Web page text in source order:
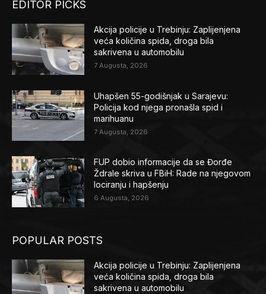
EDITOR PICKS
Akcija policije u Trebinju: Zaplijenjena
veća količina spida, droga bila
sakrivena u automobilu
7 Augusta, 2026
Uhapšen 55-godišnjak u Sarajevu:
Policija kod njega pronašla spid i
marihuanu
7 Augusta, 2026
FUP dobio informacije da se Đorđe
Ždrale skriva u FBiH: Rade na njegovom
lociranju i hapšenju
6 Augusta, 2026
POPULAR POSTS
Akcija policije u Trebinju: Zaplijenjena
veća količina spida, droga bila
sakrivena u automobilu